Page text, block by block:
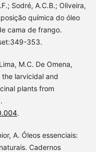
Sodré, A.C.B.; Oliveira,
química do óleo
cama de frango.
353.
M.C. De Omena,
the larvicidal and
plants from
.
A. Óleos essenciais:
Cadernos